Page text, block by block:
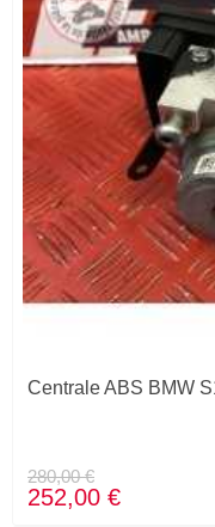
Centrale ABS BMW
280,00 €
252,00 €